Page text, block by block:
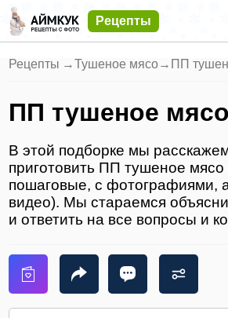
Рецепты
Рецепты →Тушеное мясо→ ПП
ПП тушеное мясо
В этой подборке мы
приготовить ПП тушеное
пошаговые, с фотографиями,
видео). Мы стараемся
и ответить на все вопросы и